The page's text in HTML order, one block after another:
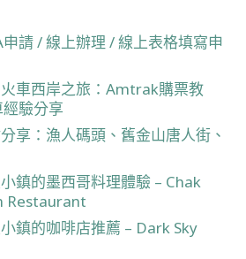
申請 / 線上辦理 / 線上表格填寫申
車西岸之旅：Amtrak購票教
驗分享
享：漁人碼頭、舊金山唐人街、
鎮的墨西哥料理體驗 – Chak
Restaurant
鎮的咖啡店推薦 – Dark Sky